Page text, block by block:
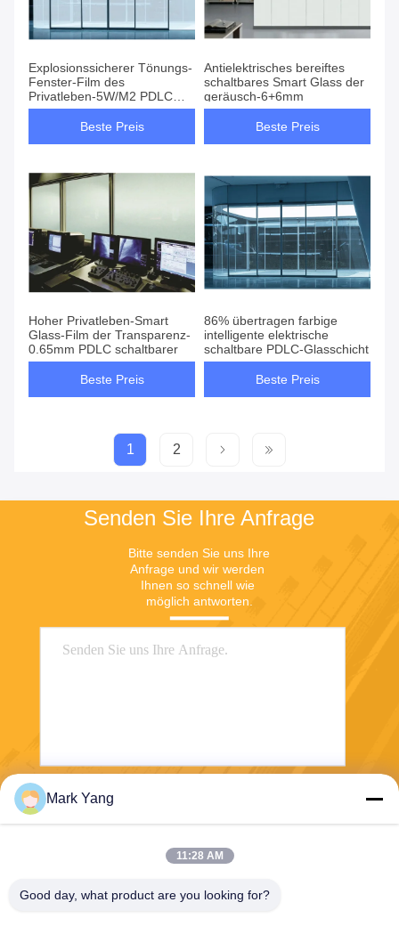
Explosionssicherer Tönungs-
Fenster-Film des
Privatleben-5W/M2 PDLC
intelligenter
Beste Preis
Antielektrisches bereiftes
schaltbares Smart Glass der
geräusch-6+6mm
Beste Preis
Hoher Privatleben-Smart
Glass-Film der Transparenz-
0.65mm PDLC schaltbarer
Beste Preis
86% übertragen farbige
intelligente elektrische
schaltbare PDLC-Glasschicht
Beste Preis
1 2
Senden Sie Ihre Anfrage
Bitte senden Sie uns Ihre
Anfrage und wir werden
Ihnen so schnell wie
möglich antworten.
Mark Yang
11:28 AM
Good day, what product are you looking for?